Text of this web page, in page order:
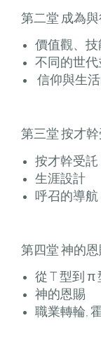
第二堂 成為
價值觀、技
不同的世代
信仰與生
第三堂 按才
按才幹受
生涯設計
呼召的導航
第四堂 神的恩
從 T 型到 π
神的恩賜
職業轉輪,